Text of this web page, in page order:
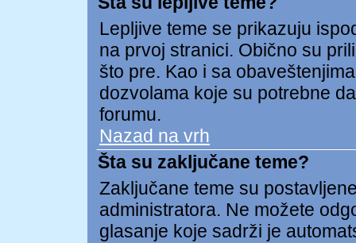
Lepljive teme se prikazuju
na prvoj stranici. Obično su
što pre. Kao i sa
dozvolama koje su potrebne
forumu.
Nazad na vrh
Šta su zaključane teme?
Zaključane teme su
administratora. Ne možete
glasanje koje sadrži je